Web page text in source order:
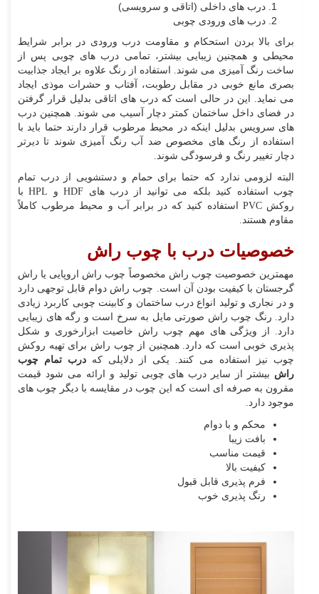
درب های داخلی (اتاقی و سرویسی)
درب های ورودی چوبی
برای بالا بردن استحکام و مقاومت درب ورودی در برابر شرایط
محیطی و همچنین زیبایی بیشتر، تمامی درب های چوبی پس از
ساخت رنگ آمیزی می شوند. استفاده از رنگ علاوه بر ایجاد جذابیت
بصری مانع خوبی در مقابل رطوبت، آفتاب و حشرات موذی ایجاد
می نماید. این در حالی است که درب های اتاقی بدلیل قرار گرفتن
در فضای داخل ساختمان کمتر دچار آسیب می شوند. همچنین درب
های سرویس بدلیل اینکه در محیط مرطوب قرار دارند حتما باید با
استفاده از رنگ های مخصوص ضد آب رنگ آمیزی شوند تا دیرتر
دچار تغییر رنگ و فرسودگی شوند.
البته لزومی ندارد که حتما برای حمام و دستشویی از درب تمام
چوب استفاده کنید بلکه می توانید از درب های HDF و HPL با
روکش PVC استفاده کنید که در برابر آب و محیط مرطوب کاملاً
مقاوم هستند.
خصوصیات درب با چوب راش
مهمترین خصوصیت چوب راش مخصوصاً چوب راش اروپایی یا راش
گرجستان با کیفیت بودن آن است. چوب راش دوام قابل توجهی دارد
و در نجاری و تولید انواع درب ساختمان و کابینت چوبی کاربرد زیادی
دارد. رنگ چوب راش صورتی مایل به سرخ است و رگه های زیبایی
دارد. از ویژگی های مهم چوب راش خاصیت ابزارخوری و شکل
پذیری خوبی است که دارد. همچنین از چوب راش برای تهیه روکش
چوب نیز استفاده می کنند. یکی از دلایلی که درب تمام چوب
راش بیشتر از سایر درب های چوبی تولید و ارائه می شود قیمت
مقرون به صرفه ای است که این چوب در مقایسه با دیگر چوب های
موجود دارد.
محکم و با دوام
بافت زیبا
قیمت مناسب
کیفیت بالا
فرم پذیری قابل قبول
رنگ پذیری خوب